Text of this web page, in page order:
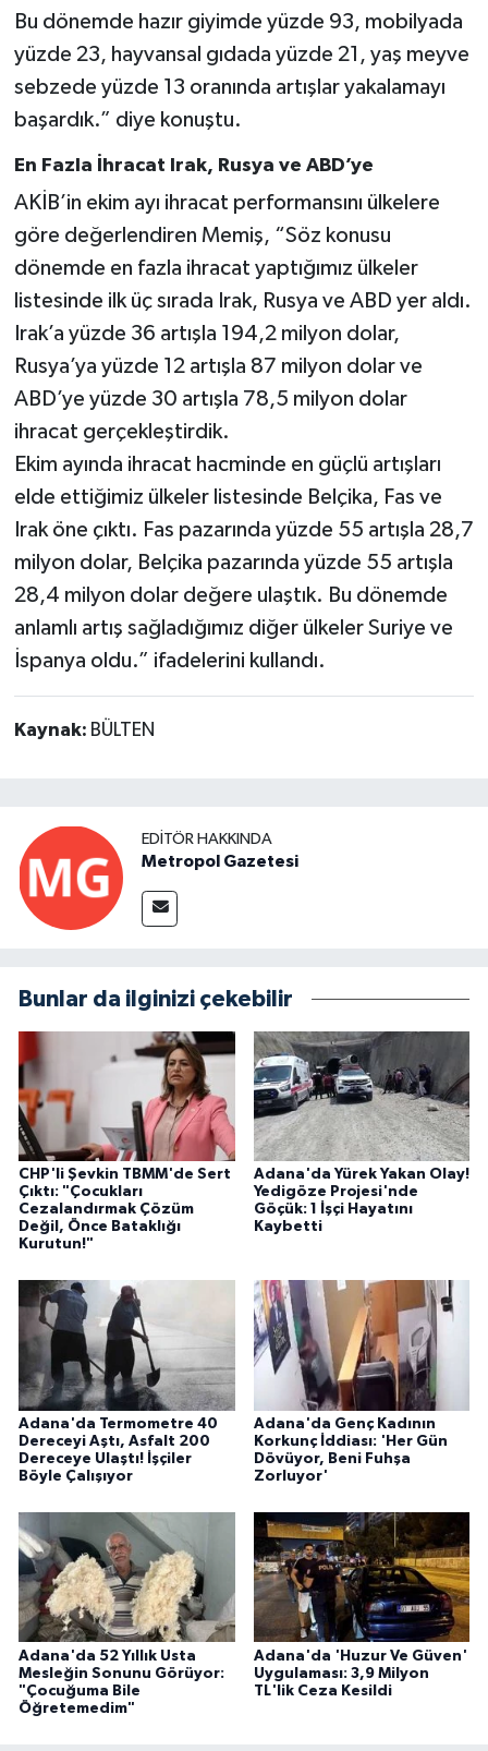
Bu dönemde hazır giyimde yüzde 93, mobilyada
yüzde 23, hayvansal gıdada yüzde 21, yaş meyve
sebzede yüzde 13 oranında artışlar yakalamayı
başardık.” diye konuştu.
En Fazla İhracat Irak, Rusya ve ABD’ye
AKİB’in ekim ayı ihracat performansını ülkelere
göre değerlendiren Memiş, “Söz konusu
dönemde en fazla ihracat yaptığımız ülkeler
listesinde ilk üç sırada Irak, Rusya ve ABD yer aldı.
Irak’a yüzde 36 artışla 194,2 milyon dolar,
Rusya’ya yüzde 12 artışla 87 milyon dolar ve
ABD’ye yüzde 30 artışla 78,5 milyon dolar
ihracat gerçekleştirdik.
Ekim ayında ihracat hacminde en güçlü artışları
elde ettiğimiz ülkeler listesinde Belçika, Fas ve
Irak öne çıktı. Fas pazarında yüzde 55 artışla 28,7
milyon dolar, Belçika pazarında yüzde 55 artışla
28,4 milyon dolar değere ulaştık. Bu dönemde
anlamlı artış sağladığımız diğer ülkeler Suriye ve
İspanya oldu.” ifadelerini kullandı.
Kaynak: BÜLTEN
EDITÖR HAKKINDA
Metropol Gazetesi
Bunlar da ilginizi çekebilir
CHP'li Şevkin TBMM'de Sert
Çıktı: "Çocukları
Cezalandırmak Çözüm
Değil, Önce Bataklığı
Kurutun!"
Adana'da Yürek Yakan Olay!
Yedigöze Projesi'nde
Göçük: 1 İşçi Hayatını
Kaybetti
Adana'da Termometre 40
Dereceyi Aştı, Asfalt 200
Dereceye Ulaştı! İşçiler
Böyle Çalışıyor
Adana'da Genç Kadının
Korkunç İddiası: 'Her Gün
Dövüyor, Beni Fuhşa
Zorluyor'
Adana'da 52 Yıllık Usta
Mesleğin Sonunu Görüyor:
"Çocuğuma Bile
Öğretemedim"
Adana'da 'Huzur Ve Güven'
Uygulaması: 3,9 Milyon
TL'lik Ceza Kesildi